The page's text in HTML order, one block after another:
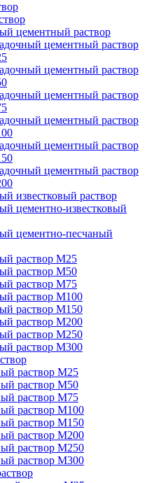
цементный раствор
цементный раствор
цементный раствор
цементный раствор
цементный раствор
цементный раствор
цементный раствор
известковый раствор
цементно-известковый
цементно-песчаный
раствор М25
раствор М50
раствор М75
раствор М100
раствор М150
раствор М200
раствор М250
раствор М300
раствор М25
раствор М50
раствор М75
раствор М100
раствор М150
раствор М200
раствор М250
раствор М300